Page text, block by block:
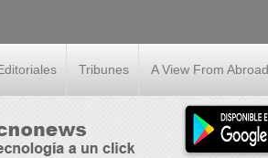
Tribunes A View From Abroad